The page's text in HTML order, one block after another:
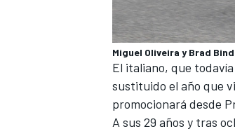
Miguel Oliveira y Brad
El italiano, que
sustituido el año que
promocionará desde
A sus 29 años y tras